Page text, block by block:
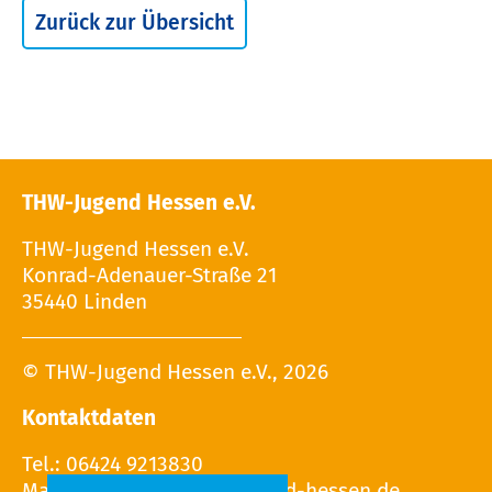
Zurück zur Übersicht
THW-Jugend Hessen e.V.
THW-Jugend Hessen e.V.
Konrad-Adenauer-Straße 21
35440 Linden
© THW-Jugend Hessen e.V., 2026
Kontaktdaten
Tel.: 06424 9213830